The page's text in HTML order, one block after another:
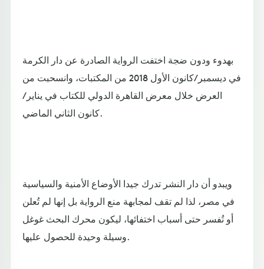
بهدوء ودون ضجة اختفت الرواية الصادرة عن دار الكرمة
في ديسمبر/كانون الأول 2018 من المكتبات، وانسحبت من
العرض خلال معرض القاهرة الدولي للكتاب في يناير/
كانون الثاني الماضي.
ويبدو أن دار النشر تدرك جيدا الأوضاع الأمنية والسياسية
في مصر، لذا لم تقف لمجابهة منع الرواية بل إنها لم تُعلن
أو تُفسر حتى أسباب اختفائها، ليكون محرك البحث غوغل
وسيلة وحيدة للحصول عليها.